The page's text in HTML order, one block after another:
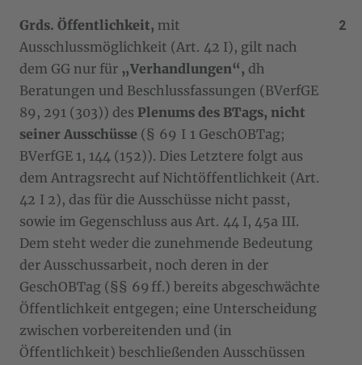
Grds. Öffentlichkeit, mit
Ausschlussmöglichkeit (Art. 42 I), gilt nach
dem GG nur für „Verhandlungen“, dh
Beratungen und Beschlussfassungen (BVerfGE
89, 291 (303)) des Plenums des BTags, nicht
seiner Ausschüsse (§ 69 I 1 GeschOBTag;
BVerfGE 1, 144 (152)). Dies Letztere folgt aus
dem Antragsrecht auf Nichtöffentlichkeit (Art.
42 I 2), das für die Ausschüsse nicht passt,
sowie im Gegenschluss aus Art. 44 I, 45a III.
Dem steht weder die zunehmende Bedeutung
der Ausschussarbeit, noch deren in der
GeschOBTag (§§ 69 ff.) bereits abgeschwächte
Öffentlichkeit entgegen; eine Unterscheidung
zwischen vorbereitenden und (in
Öffentlichkeit) beschließenden Ausschüssen